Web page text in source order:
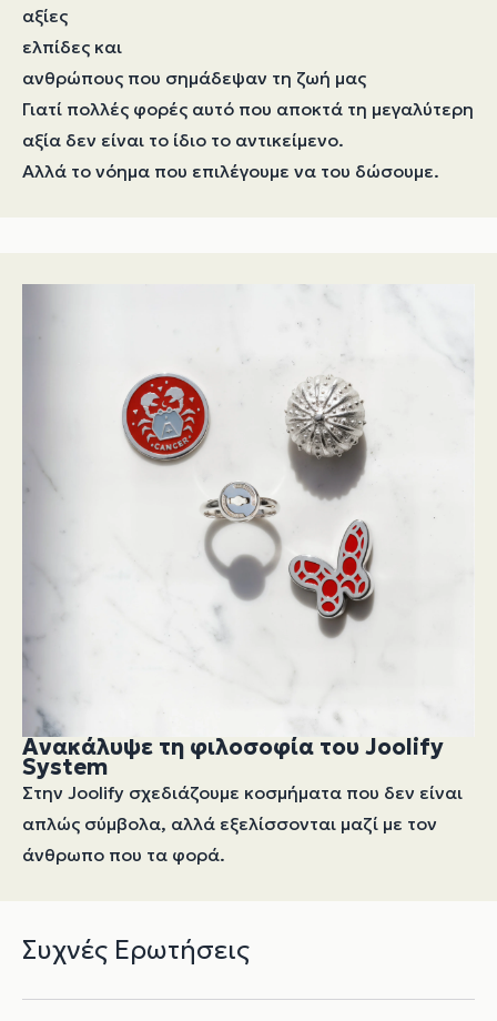
αξίες
ελπίδες και
ανθρώπους που σημάδεψαν τη ζωή μας
Γιατί πολλές φορές αυτό που αποκτά τη μεγαλύτερη
αξία δεν είναι το ίδιο το αντικείμενο.
Αλλά το νόημα που επιλέγουμε να του δώσουμε.
Ανακάλυψε τη φιλοσοφία του Joolify
System
Στην Joolify σχεδιάζουμε κοσμήματα που δεν είναι
απλώς σύμβολα, αλλά εξελίσσονται μαζί με τον
άνθρωπο που τα φορά.
Συχνές Ερωτήσεις